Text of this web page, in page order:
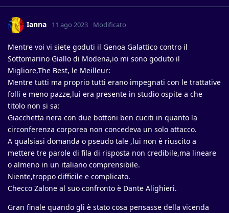
Ianna 11 ago 2023 Modificato
Mentre voi vi siete goduti il Genoa Galattico contro il
Sottomarino Giallo di Modena,io mi sono goduto il
Migliore,The Best, le Meilleur:
Mentre tutti ma proprio tutti erano impegnati con le trattative
folli e meno pazze,lui era presente in studio ospite a che
titolo non si sa:
Giacchetta nera con due bottoni ben cuciti in quanto la
circonferenza corporea non concedeva un solo attacco.
A qualsiasi domanda o pseudo tale ,lui non è riuscito a
mettere tre parole di fila di risposta non credibile,ma lineare
o almeno in un italiano comprensibile.
Niente,troppo difficile e complicato.
Checco Zalone al suo confronto è Dante Alighieri.
Gran finale quando gli è stato cosa pensasse della vicenda